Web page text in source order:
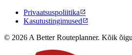
Privaatsuspoliitika
Kasutustingimused
© 2026 A Better Routeplanner. Kõik